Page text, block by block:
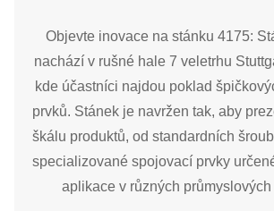
Objevte inovace na stánku 4175:
nachází v rušné hale 7 veletrhu
kde účastníci najdou poklad
prvků. Stánek je navržen tak, aby
škálu produktů, od standardních
specializované spojovací prvky
aplikace v různých